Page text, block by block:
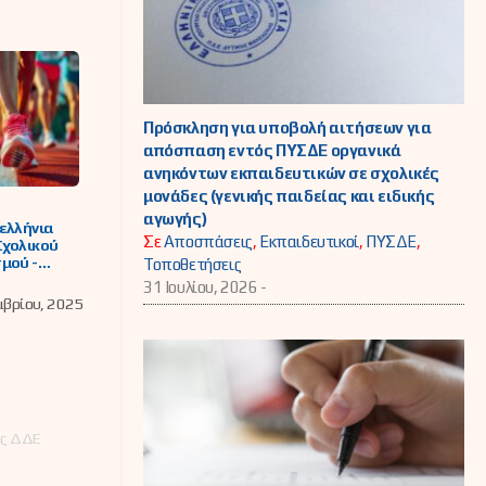
-
2025
2025
ΔΔΕ
Πρόσκληση για υποβολή αιτήσεων για
απόσπαση εντός ΠΥΣΔΕ οργανικά
ανηκόντων εκπαιδευτικών σε σχολικές
μονάδες (γενικής παιδείας και ειδικής
αγωγής)
ΣεΑποσπάσεις, Εκπαιδευτικοί, ΠΥΣΔΕ,
Τοποθετήσεις
31 Ιουλίου, 2026 -